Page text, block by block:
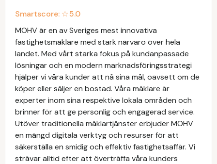
Smartscore: ☆5.0
MOHV är en av Sveriges mest innovativa
fastighetsmäklare med stark närvaro över hela
landet. Med vårt starka fokus på kundanpassade
lösningar och en modern marknadsföringsstrategi
hjälper vi våra kunder att nå sina mål, oavsett om de
köper eller säljer en bostad. Våra mäklare är
experter inom sina respektive lokala områden och
brinner för att ge personlig och engagerad service.
Utöver traditionella mäklartjänster erbjuder MOHV
en mängd digitala verktyg och resurser för att
säkerställa en smidig och effektiv fastighetsaffär. Vi
strävar alltid efter att överträffa våra kunders